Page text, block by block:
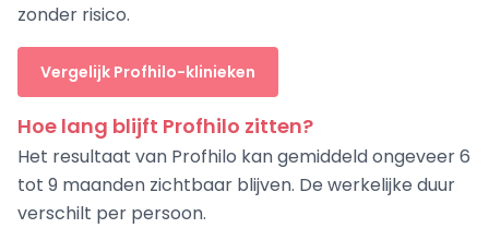
zonder risico.
Vergelijk Profhilo-klinieken
Hoe lang blijft Profhilo zitten?
Het resultaat van Profhilo kan gemiddeld ongeveer 6
tot 9 maanden zichtbaar blijven. De werkelijke duur
verschilt per persoon.